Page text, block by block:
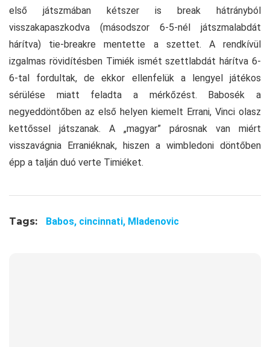
első játszmában kétszer is break hátrányból
visszakapaszkodva (másodszor 6-5-nél játszmalabdát
hárítva) tie-breakre mentette a szettet. A rendkívül
izgalmas rövidítésben Timiék ismét szettlabdát hárítva 6-
6-tal fordultak, de ekkor ellenfelük a lengyel játékos
sérülése miatt feladta a mérkőzést. Babosék a
negyeddöntőben az első helyen kiemelt Errani, Vinci olasz
kettőssel játszanak. A „magyar” párosnak van miért
visszavágnia Erraniéknak, hiszen a wimbledoni döntőben
épp a talján duó verte Timiéket.
Tags: Babos, cincinnati, Mladenovic